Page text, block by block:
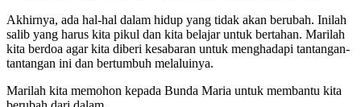
Akhirnya, ada hal-hal dalam hidup yang tidak akan berubah. Inilah
salib yang harus kita pikul dan kita belajar untuk bertahan. Marilah
kita berdoa agar kita diberi kesabaran untuk menghadapi tantangan-
tantangan ini dan bertumbuh melaluinya.
Marilah kita memohon kepada Bunda Maria untuk membantu kita